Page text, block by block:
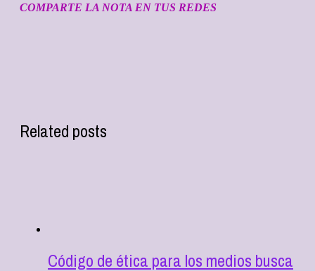
COMPARTE LA NOTA EN TUS REDES
Related posts
Código de ética para los medios busca